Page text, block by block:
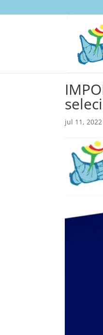
jul 11, 2022